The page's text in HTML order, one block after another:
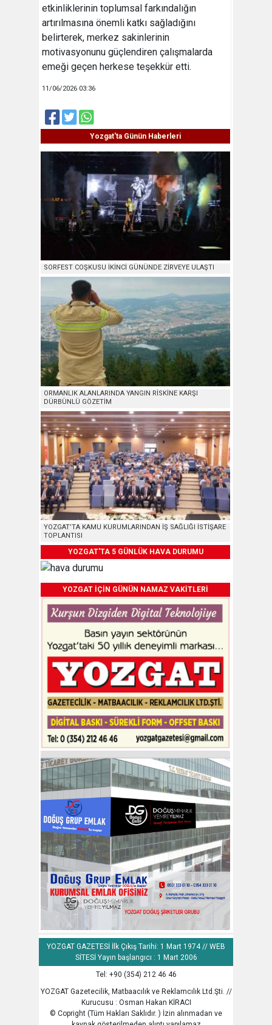
etkinliklerinin toplumsal farkındalığın
artırılmasına önemli katkı sağladığını
belirterek, merkez sakinlerinin
motivasyonunu güçlendiren çalışmalarda
emeği geçen herkese teşekkür etti.
11/06/2026 03:36
Yozgat'ta Günün Haberleri
SORFEST COŞKUSU İKİNCİ GÜNÜNDE ZİRVEYE ULAŞTI
ORMANLIK ALANLARINDA YANGIN RİSKİNE KARŞI
DÜRBÜNLÜ GÖZETİM
YOZGAT’TA KAMU KURUMLARINDAN İŞ SAĞLIĞI İSTİŞARE
TOPLANTISI
YOZGAT'TA 5 GÜNLÜK HAVA DURUMU
YOZGAT İÇİN GÜNÜN NAMAZ VAKİTLERİ
YOZGAT GAZETESİ İlk Çıkış Tarihi: 1 Mart 1974 // WEB
SİTESİ Yayın başlangıcı : 1 Mart 2006
Tel: +90 (354) 212 46 46
YOZGAT Gazetecilik, Matbaacılık ve Reklamcılık Ltd.Şti. //
Kurucusu : Osman Hakan KİRACI
© Copright (Tüm Hakları Saklıdır. ) İzin alınmadan ve